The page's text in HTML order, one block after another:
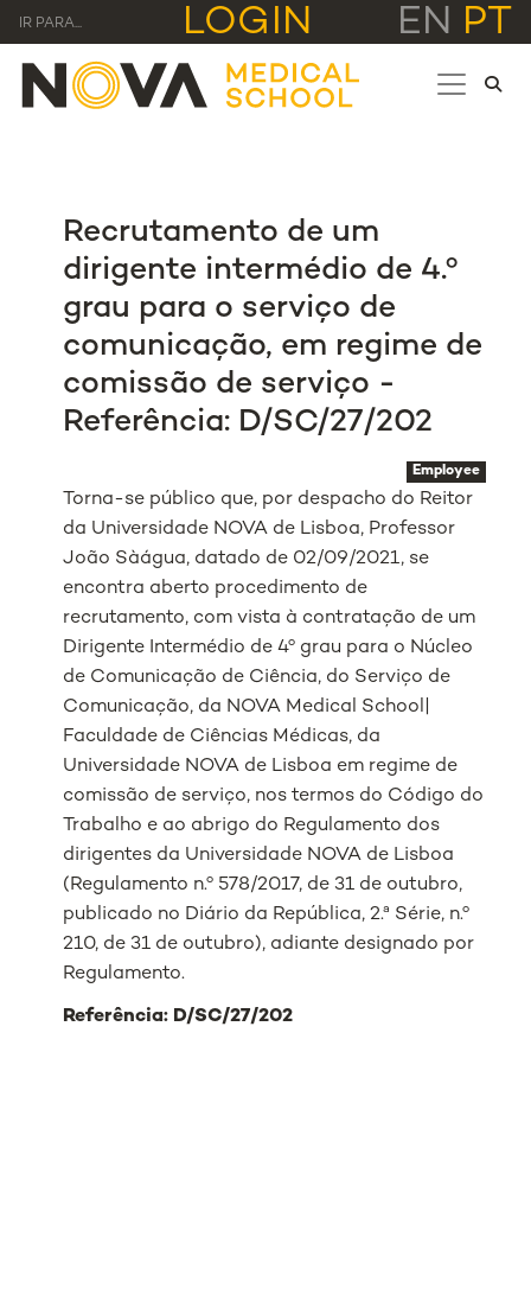
IR PARA... LOGIN EN PT
Recrutamento de um
dirigente intermédio de 4.º
grau para o serviço de
comunicação, em regime de
comissão de serviço -
Referência: D/SC/27/202
Employee
Torna-se público que, por despacho do Reitor
da Universidade NOVA de Lisboa, Professor
João Sàágua, datado de 02/09/2021, se
encontra aberto procedimento de
recrutamento, com vista à contratação de um
Dirigente Intermédio de 4º grau para o Núcleo
de Comunicação de Ciência, do Serviço de
Comunicação, da NOVA Medical School|
Faculdade de Ciências Médicas, da
Universidade NOVA de Lisboa em regime de
comissão de serviço, nos termos do Código do
Trabalho e ao abrigo do Regulamento dos
dirigentes da Universidade NOVA de Lisboa
(Regulamento n.º 578/2017, de 31 de outubro,
publicado no Diário da República, 2.ª Série, n.º
210, de 31 de outubro), adiante designado por
Regulamento.
Referência: D/SC/27/202